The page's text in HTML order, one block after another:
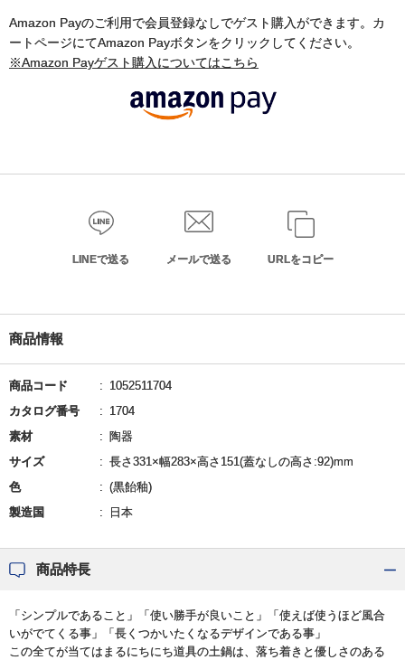
Amazon Payのご利用で会員登録なしでゲスト購入ができます。カ
ートページにてAmazon Payボタンをクリックしてください。
※Amazon Payゲスト購入についてはこちら
LINEで送る メールで送る URLをコピー
商品情報
商品コード
1052511704
カタログ番号
1704
素材
陶器
サイズ
長さ331×幅283×高さ151(蓋なしの高さ:92)mm
色
(黒飴釉)
製造国
日本
商品特長
「シンプルであること」「使い勝手が良いこと」「使えば使うほど風合
いがでてくる事」「長くつかいたくなるデザインである事」
この全てが当てはまるにちにち道具の土鍋は、落ち着きと優しさのある